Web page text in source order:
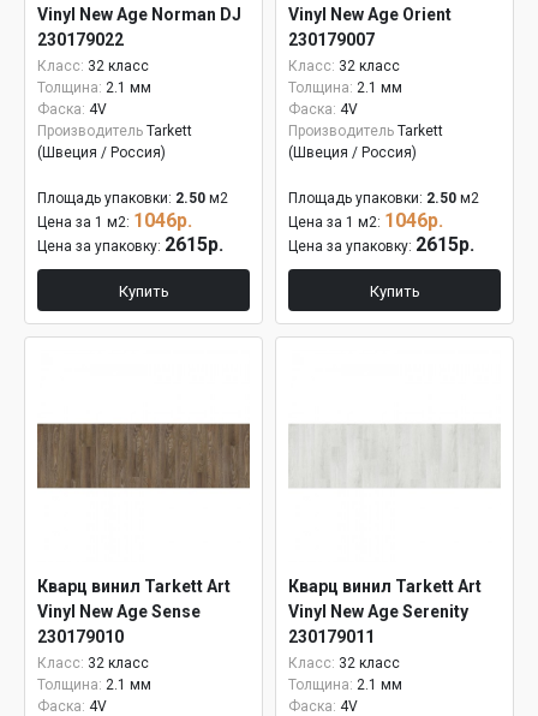
Vinyl New Age Norman DJ
230179022
Класс: 32 класс
Толщина: 2.1 мм
Фаска: 4V
Производитель Tarkett
(Швеция / Россия)
Площадь упаковки: 2.50 м2
Цена за 1 м2: 1046р.
Цена за упаковку: 2615р.
Купить
Vinyl New Age Orient
230179007
Класс: 32 класс
Толщина: 2.1 мм
Фаска: 4V
Производитель Tarkett
(Швеция / Россия)
Площадь упаковки: 2.50 м2
Цена за 1 м2: 1046р.
Цена за упаковку: 2615р.
Купить
Кварц винил Tarkett Art
Vinyl New Age Sense
230179010
Класс: 32 класс
Толщина: 2.1 мм
Фаска: 4V
Кварц винил Tarkett Art
Vinyl New Age Serenity
230179011
Класс: 32 класс
Толщина: 2.1 мм
Фаска: 4V